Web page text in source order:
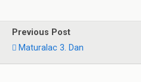
Previous Post
Maturalac 3. Dan